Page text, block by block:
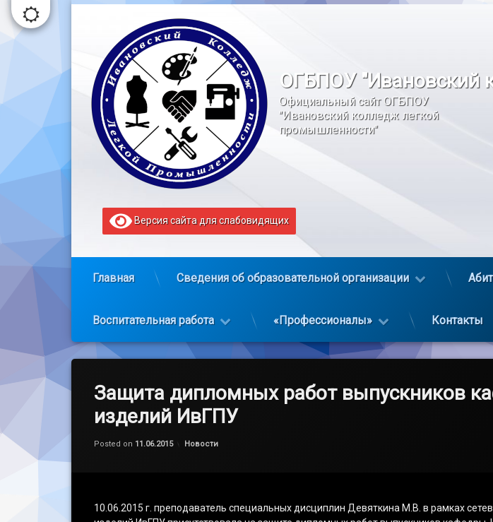
Перейти
содержимому
ОГБПОУ "Ивановский
Официальный сайт ОГБПОУ
"Ивановский колледж легкой
промышленности"
Версия сайта для слабовидящих
Главная Сведения об образовательной организации
Воспитательная работа «Профессионалы» Контакты
Защита дипломных работ выпускников
изделий ИвГПУ
Posted on 11.06.2015
Обновлено на
by
Категории:
Новости
10.06.2015 г. преподаватель специальных дисциплин Девяткина М.В. в рамках